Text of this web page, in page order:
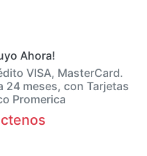
Ahora!
VISA, MasterCard.
24 meses, con Tarjetas
Promerica